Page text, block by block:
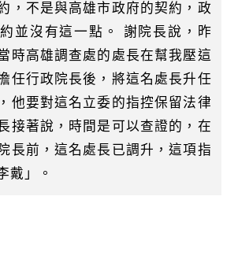
，不是與高雄市政府的契約，政
並沒有這一點。 謝院長說，昨
時高雄調查處的處長在幫我壓這
任行政院長後，將這名處長升任
他要對這名立委的指控保留法律
接著說，時間是可以查證的，在
長前，這名處長已調升，這項指
戴」。